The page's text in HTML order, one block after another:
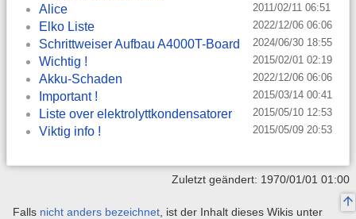
Alice 2011/02/11 06:51
Elko Liste 2022/12/06 06:06
Schrittweiser Aufbau A4000T-Board 2024/06/30 18:55
Wichtig ! 2015/02/01 02:19
Akku-Schaden 2022/12/06 06:06
Important ! 2015/03/14 00:41
Liste over elektrolyttkondensatorer 2015/05/10 12:53
Viktig info ! 2015/05/09 20:53
Zuletzt geändert: 1970/01/01 01:00
Falls nicht anders bezeichnet , ist der Inhalt dieses Wikis unter